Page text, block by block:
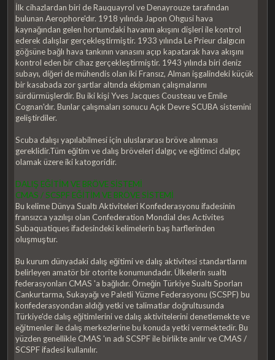
İlk cihazlardan biri de Rauquayrol ve Denayrouze tarafından
bulunan Aerophore'dır. 1918 yılında Japon Ohgusi hava
kaynağından gelen hortumdaki havanın akışını dişleri ile kontrol
ederek dalışlar gerçekleştirmiştir. 1933 yılında Le Prieur dalgıcın
göğsüne bağlı hava tankının vanasını açıp kapatarak hava akışını
kontrol eden bir cihaz gerçekleştirmiştir. 1943 yılında biri deniz
subayı, diğeri de mühendis olan iki Fransız, Alman işgalindeki küçük
bir kasabada zor şartlar altında ekipman çalışmalarını
sürdürmüşlerdir. Bu iki kişi Yves Jacques Cousteau ve Emile
Cognan'dır. Bunlar çalışmaları sonucu Açık Devre SCUBA sistemini
geliştirdiler.
Scuba dalışı yapılabilmesi için uluslararası bröve alınması
gereklidir.Tüm eğitim ve dalış bröveleri dalgıç ve eğitimci dalgıç
olamak üzere iki katogoridir.
DALIŞ EĞİTİM VE BRÖVE SİSTEMİ
CMAS / SCSPF EĞİTİM VE BRÖVE SİSTEMİ
Bu kelime Dünya Sualtı Aktiviteleri Konfederasyonu ifadesinin
fransızca yazılışı olan Confederation Mondial des Activites
Subaquatiques ifadesindeki kelimelerin baş harflerinden
oluşmuştur.
Bu kurum dünyadaki dalış eğitimi ve dalış aktivitesi standartlarını
belirleyen amatör bir otorite konumundadır. Ülkelerin sualtı
federasyonları CMAS 'a bağlıdır. Örneğin Türkiye Sualtı Sporları
Cankurtarma, Sukayağı ve Paletli Yüzme Federasyonu (SCSPF) bu
konfederasyondan aldığı yetki ve talimatlar doğrultusunda
Türkiye'de dalış eğitimlerini ve dalış aktivitelerini denetlemekte ve
eğitmenler ile dalış merkezlerine bu konuda yetki vermektedir. Bu
yüzden genellikle CMAS 'ın adı SCSPF ile birlikte anılır ve CMAS /
SCSPF ifadesi kullanılır.